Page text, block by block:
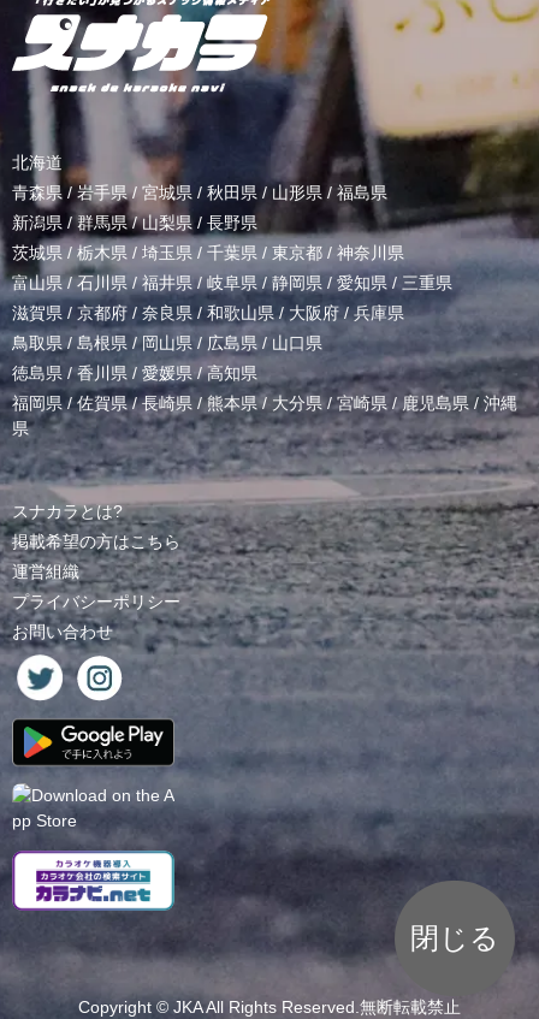
北海道
青森県 / 岩手県/ 宮城県 / 秋田県 / 山形県/ 福島県
新潟県 /群馬県/山梨県 / 長野県
茨城県 / 栃木県 / 埼玉県 / 千葉県 / 東京都 / 神奈川県
富山県 /石川県/福井県/岐阜県 / 静岡県 / 愛知県 / 三重県
滋賀県 / 京都府 / 奈良県 / 和歌山県/ 大阪府 /兵庫県
鳥取県/ 島根県 /岡山県/ 広島県 / 山口県
徳島県 /香川県 / 愛媛県/高知県
福岡県/佐賀県/長崎県 /熊本県/ 大分県/宮崎県 /鹿児島県 / 沖縄
県
スナカラとは?
掲載希望の方はこちら
運営組織
プライバシーポリシー
お問い合わせ
Copyright © JKAAll Rights Reserved.無断転載禁止
閉じる